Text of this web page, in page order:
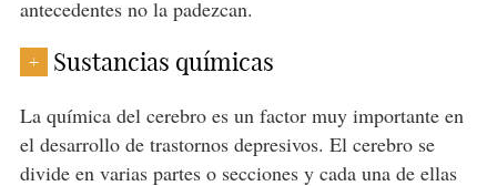
antecedentes no la padezcan.
+ Sustancias químicas
La química del cerebro es un factor muy importante en
el desarrollo de trastornos depresivos. El cerebro se
divide en varias partes o secciones y cada una de ellas